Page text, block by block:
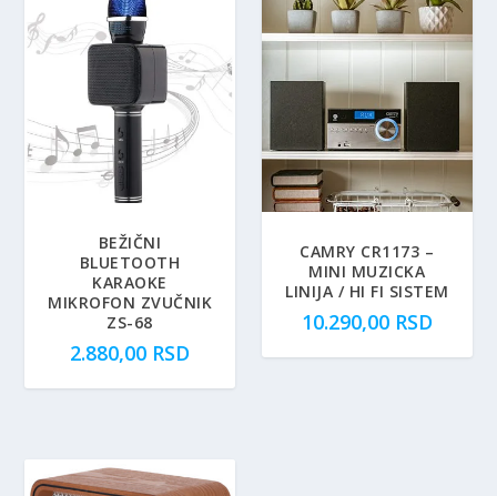
BEŽIČNI
BLUETOOTH
KARAOKE
MIKROFON ZVUČNIK
ZS-68
2.880,00 RSD
CAMRY CR1173 –
MINI MUZICKA
LINIJA / HI FI SISTEM
10.290,00 RSD